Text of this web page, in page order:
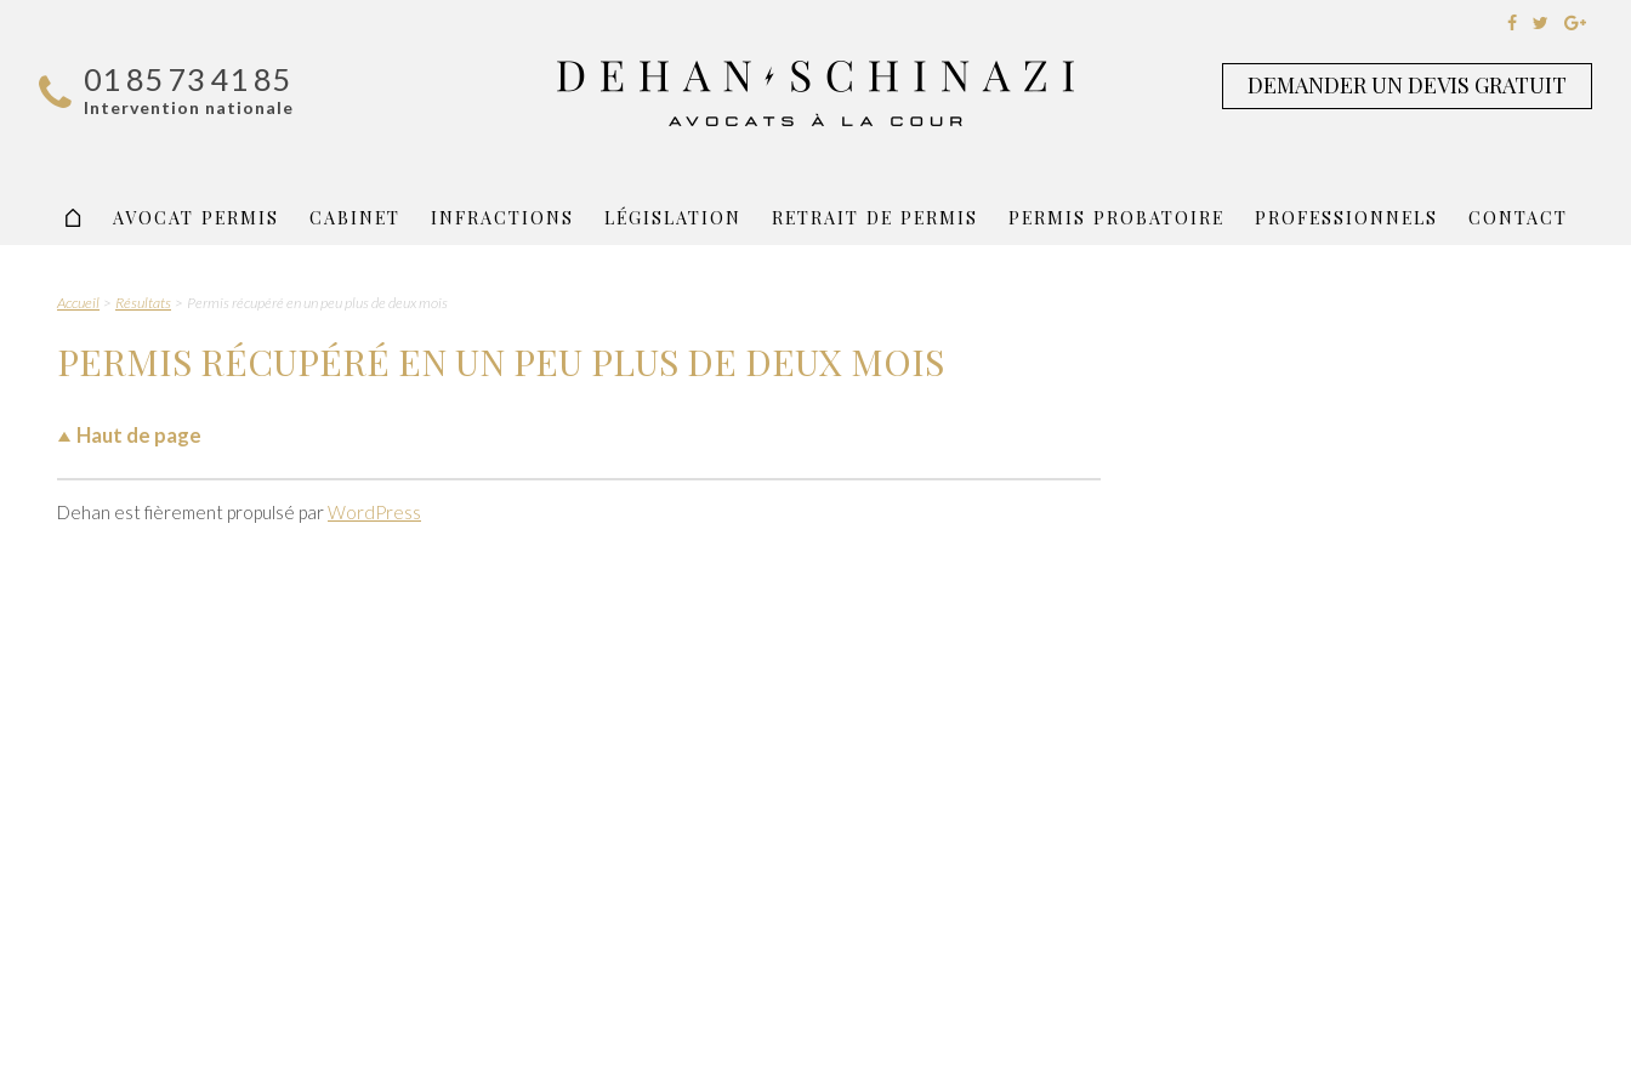
01 85 73 41 85
Intervention nationale
DEMANDER UN DEVIS GRATUIT
AVOCAT PERMIS CABINET INFRACTIONS LÉGISLATION RETRAIT DE PERMIS PERMIS PROBATOIRE PROFESSIONNELS CONTACT
Accueil Résultats Permis récupéré en un peu plus de deux mois
PERMIS RÉCUPÉRÉ EN UN PEU PLUS DE DEUX MOIS
Haut de page
Dehan est fièrement propulsé parWordPress